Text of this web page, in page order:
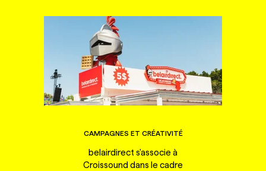
CAMPAGNES ET CRÉATIVITÉ
belairdirect s'associe à
Croissound dans le cadre